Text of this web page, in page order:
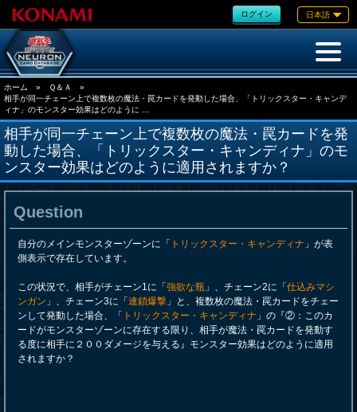
ログイン 日本語
ホーム » Ｑ＆Ａ
»
相手が同一チェーン上で複数枚の魔法・罠カードを発動した場合、「トリックスター・キャンデ
ィナ」のモンスター効果はどのように ...
相手が同一チェーン上で複数枚の魔法・罠カードを発
動した場合、「トリックスター・キャンディナ」のモ
ンスター効果はどのように適用されますか？
Question
自分のメインモンスターゾーンに「 トリックスター・キャンディナ 」が表
側表示で存在しています。
この状況で、相手がチェーン1に「 強欲な瓶 」、チェーン2に「 仕込みマシ
ンガン 」、チェーン3に「 連鎖爆撃 」と、複数枚の魔法・罠カードをチェー
ンして発動した場合、「 トリックスター・キャンディナ 」の『②：このカ
ードがモンスターゾーンに存在する限り、相手が魔法・罠カードを発動す
る度に相手に２００ダメージを与える』モンスター効果はどのように適用
されますか？